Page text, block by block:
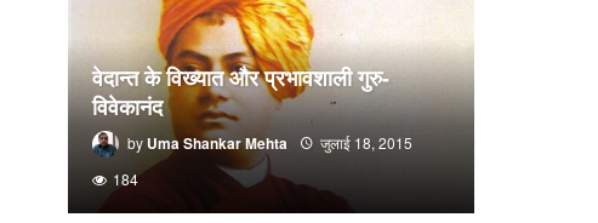
वेदान्त के विख्यात और प्रभावशाली गुरु-
विवेकानंद
byUma Shankar Mehta
जुलाई 18, 2015
184